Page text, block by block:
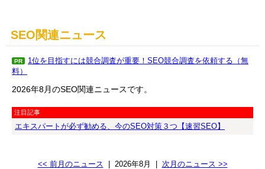
SEO関連ニュース
PR
1位を目指すには競合調査が重要！SEO競合調査を依頼する（無
料）
2026年8月のSEO関連ニュースです。
注目記事
エキスパートが必ず勧める、今のSEO対策３つ【速習SEO】
<< 前月のニュース 2026年8月 次月のニュース >>